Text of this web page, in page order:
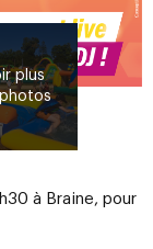
à Braine, pour